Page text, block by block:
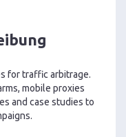
for traffic arbitrage.
mobile proxies
and case studies to